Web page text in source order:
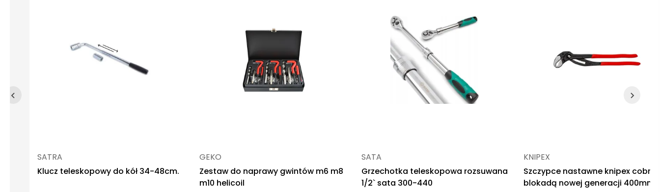
SATRA
Klucz teleskopowy do kół 34-48cm.
GEKO
Zestaw do naprawy gwintów m6 m8
m10 helicoil
SATA
Grzechotka teleskopowa rozsuwana
1/2` sata 300-440
KNIPEX
Szczypce nastawne knipex cobra
blokadą nowej generacji 400mm